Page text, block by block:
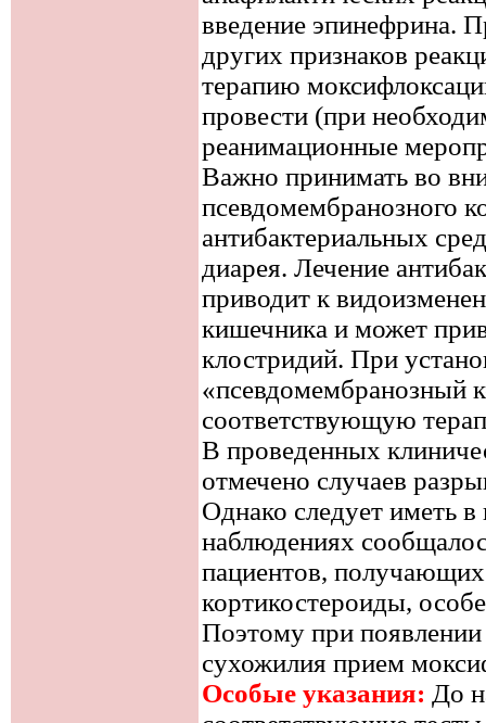
введение эпинефрина.
других признаков
терапию
провести (при
реанимационные
Важно принимать во
псевдомембранозного
антибактериальных
диарея. Лечение
приводит к
кишечника и может
клостридий. При
«псевдомембранозный
соответствующую
В проведенных
отмечено случаев
Однако следует иметь
наблюдениях
пациентов,
кортикостероиды,
Поэтому при
сухожилия прием
Особые указания: До